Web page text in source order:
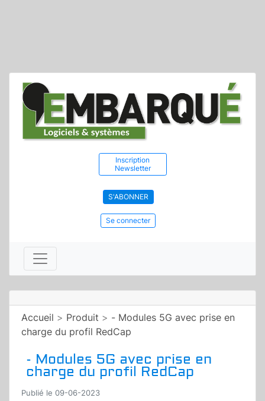
Inscription
Newsletter
S'ABONNER
Se connecter
Accueil > Produit > - Modules 5G avec prise en
charge du profil RedCap
- Modules 5G avec prise en
charge du profil RedCap
Publié le 09-06-2023